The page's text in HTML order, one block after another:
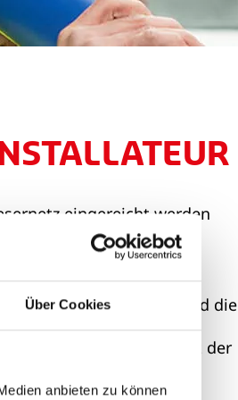
Über Cookies
anbieten zu können
eingereicht werden
Werkstattunterschrift) und die
des Antragsstellers)
es reicht die Unterschrift der